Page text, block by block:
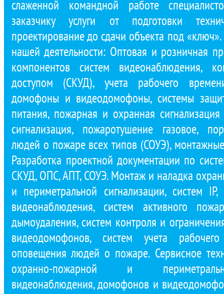
слаженной командной работе
заказчику услуги от подготовки
проектирование до сдачи объекта под
нашей деятельности: Оптовая и розничная
компонентов систем видеонаблюдения,
доступом (СКУД), учета рабочего
домофоны и видеодомофоны, системы
питания, пожарная и охранная
сигнализация, пожаротушение газовое,
людей о пожаре всех типов (СОУЭ),
Разработка проектной документации по
СКУД, ОПС, АПТ, СОУЭ. Монтаж и наладка
и периметральной сигнализации, систем
видеонаблюдения, систем активного
дымоудаления, систем контроля и
видеодомофонов, систем учета
оповещения людей о пожаре. Сервисное
охранно-пожарной и
видеонаблюдения, домофонов и